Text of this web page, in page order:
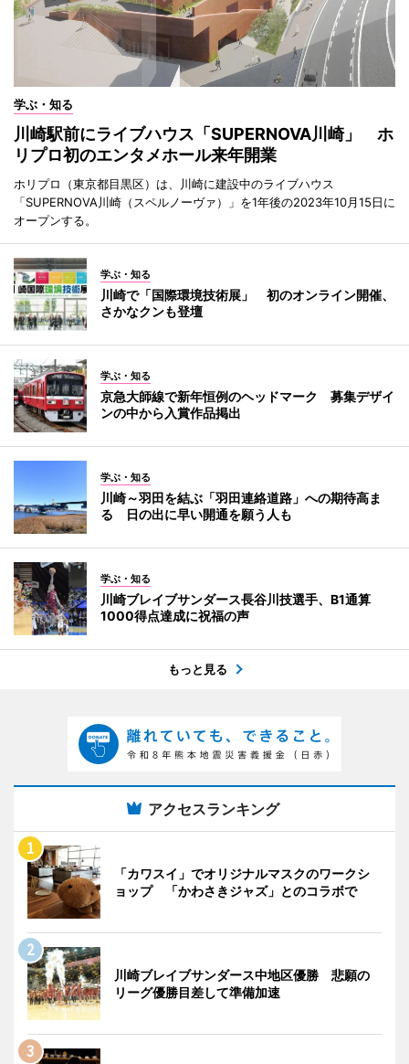
学ぶ・知る
川崎駅前にライブハウス「SUPERNOVA川崎」 ホ
リプロ初のエンタメホール来年開業
ホリプロ（東京都目黒区）は、川崎に建設中のライブハウス
「SUPERNOVA川崎（スペルノーヴァ）」を1年後の2023年10月15日に
オープンする。
学ぶ・知る
川崎で「国際環境技術展」 初のオンライン開催、
さかなクンも登壇
学ぶ・知る
京急大師線で新年恒例のヘッドマーク 募集デザイ
ンの中から入賞作品掲出
学ぶ・知る
川崎～羽田を結ぶ「羽田連絡道路」への期待高ま
る 日の出に早い開通を願う人も
学ぶ・知る
川崎ブレイブサンダース長谷川技選手、B1通算
1000得点達成に祝福の声
もっと見る
アクセスランキング
「カワスイ」でオリジナルマスクのワークシ
ョップ 「かわさきジャズ」とのコラボで
川崎ブレイブサンダース中地区優勝 悲願の
リーグ優勝目差して準備加速